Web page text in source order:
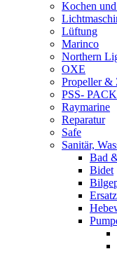
Kochen
Lüftung
Marinco
Northern
OXE
Propeller &
PSS-
Raymarine
Reparatur
Safe
Sanitär,
Bad
Bidet